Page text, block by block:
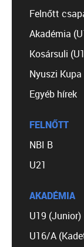
Felnőtt
Akadémia
Kosársuli
Nyuszi Kupa
Egyéb hírek
FELNŐTT
NBI B
U21
AKADÉMIA
U19 (Junior)
U16/A